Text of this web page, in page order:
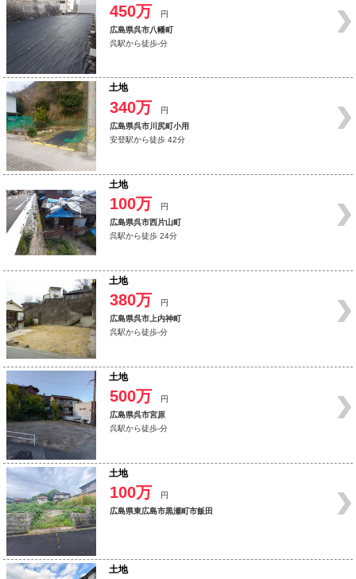
450万
円
広島県呉市八幡町
呉駅から徒歩-分
土地
340万
円
広島県呉市川尻町小用
安登駅から徒歩 42分
土地
100万
円
広島県呉市西片山町
呉駅から徒歩 24分
土地
380万
円
広島県呉市上内神町
呉駅から徒歩-分
土地
500万
円
広島県呉市宮原
呉駅から徒歩-分
土地
100万
円
広島県東広島市黒瀬町市飯田
土地